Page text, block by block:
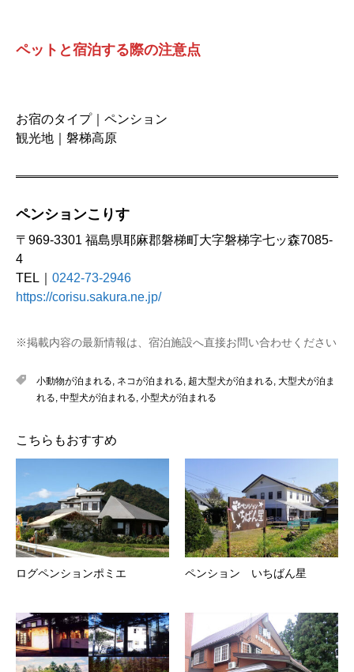
ペットと宿泊する際の注意点
お宿のタイプ｜ペンション
観光地｜磐梯高原
ペンションこりす
〒969-3301 福島県耶麻郡磐梯町大字磐梯字七ッ森7085-
4
TEL｜ 0242-73-2946
https://corisu.sakura.ne.jp/
※掲載内容の最新情報は、宿泊施設へ直接お問い合わせください
小動物が泊まれる, ネコが泊まれる, 超大型犬が泊まれる, 大型犬が泊ま
れる, 中型犬が泊まれる, 小型犬が泊まれる
こちらもおすすめ
ログペンションポミエ ペンション いちばん星